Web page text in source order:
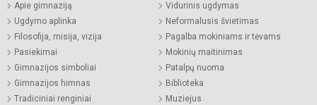
Apie gimnaziją
Ugdymo aplinka
Filosofija, misija, vizija
Pasiekimai
Gimnazijos simboliai
Gimnazijos himnas
Tradiciniai renginiai
Vidurinis ugdymas
Neformalusis švietimas
Pagalba mokiniams ir tėvams
Mokinių maitinimas
Patalpų nuoma
Biblioteka
Muziejus